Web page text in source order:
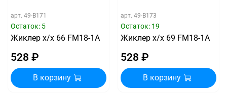
арт. 49-B171
Остаток: 5
Жиклер х/х 66 FM18-1A
528 ₽
В корзину
арт. 49-B173
Остаток: 19
Жиклер х/х 69 FM18-1A
528 ₽
В корзину